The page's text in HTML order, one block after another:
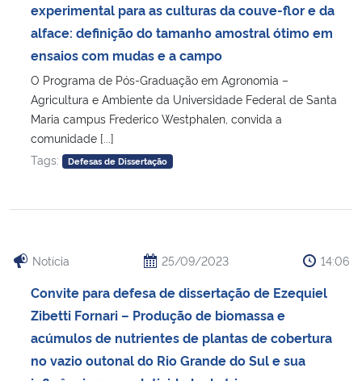
Ministério da Mulher, da Família e dos Direitos Humanos
Secretaria-Geral
Secretaria de Governo
Gabinete de Segurança Institucional
Banco Central do Brasil
Planalto
experimental para as culturas da couve-flor e da
alface: definição do tamanho amostral ótimo em
ensaios com mudas e a campo
O Programa de Pós-Graduação em Agronomia –
Agricultura e Ambiente da Universidade Federal de Santa
Maria campus Frederico Westphalen, convida a
comunidade [...]
Tags:
Defesas de Dissertação
Notícia 25/09/2023 14:06
Convite para defesa de dissertação de Ezequiel
Zibetti Fornari – Produção de biomassa e
acúmulos de nutrientes de plantas de cobertura
no vazio outonal do Rio Grande do Sul e sua